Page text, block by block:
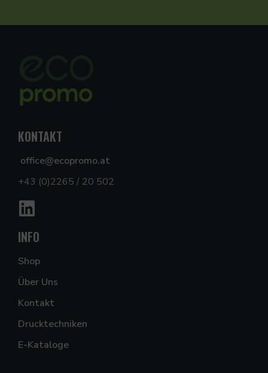
KONTAKT
office@ecopromo.at
+43 (0)2265 / 20 502
INFO
Shop
Über Uns
Kontakt
Drucktechniken
E-Kataloge